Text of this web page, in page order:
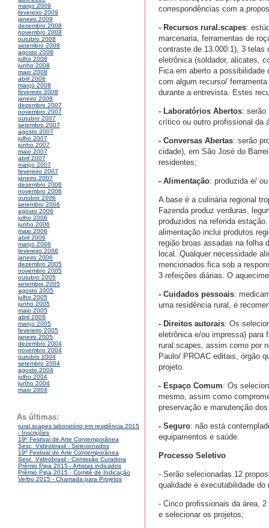
março 2009
fevereiro 2009
janeiro 2009
dezembro 2008
novembro 2008
outubro 2008
setembro 2008
agosto 2008
julho 2008
junho 2008
maio 2008
abril 2008
março 2008
fevereiro 2008
janeiro 2008
dezembro 2007
novembro 2007
outubro 2007
setembro 2007
agosto 2007
julho 2007
junho 2007
maio 2007
abril 2007
março 2007
fevereiro 2007
janeiro 2007
dezembro 2006
novembro 2006
outubro 2006
setembro 2006
agosto 2006
julho 2006
junho 2006
maio 2006
abril 2006
março 2006
fevereiro 2006
janeiro 2006
dezembro 2005
novembro 2005
outubro 2005
setembro 2005
agosto 2005
julho 2005
junho 2005
maio 2005
abril 2005
março 2005
fevereiro 2005
janeiro 2005
dezembro 2004
novembro 2004
outubro 2004
setembro 2004
agosto 2004
julho 2004
junho 2004
maio 2004
As últimas:
rural.scapes laboratório em residência 2015
- Inscrições
19º Festival de Arte Contemporânea
Sesc_Videobrasil - Selecionados
19º Festival de Arte Contemporânea
Sesc_Videobrasil - Comissão Curadora
Prêmio Pipa 2015 - Artistas indicados
Prêmio Pipa 2015 - Comitê de Indicação
Verbo 2015 - Chamada para Projetos
correspondências com a
- Recursos rural.scapes:
marcenaria, ferramentas de
contraste de 13.000:1), 3
eletrônica (soldador, alicates,
Fica em aberto a
com algum recurso/
durante a entrevista. Estes
- Laboratórios Abertos: serão
crítico ou outro profissional da
- Conversas Abertas: serão
cidade), em São José do
residentes;
- Alimentação: produzida e/
A base é a culinária regional
Fazenda produz verduras,
produzidos na referida
alimentação inclui produtos
região broas assadas na folha
local. Qualquer necessidade
mencionados fica sob a
3 refeições diárias. O
- Cuidados pessoais:
uma residência rural, é
- Direitos autorais: Os
eletrônica e/ou impressa) para
rural.scapes, assim como por
Paulo/ PROAC editais, órgão
projeto.
- Espaço Comum: Os
mesmo, assim como
preservação e manutenção
- Seguro: não está
equipamentos e saúde.
Processo Seletivo
- Serão selecionadas 12
qualidade e executabilidade
- Cinco profissionais da área,
e selecionar os projetos;